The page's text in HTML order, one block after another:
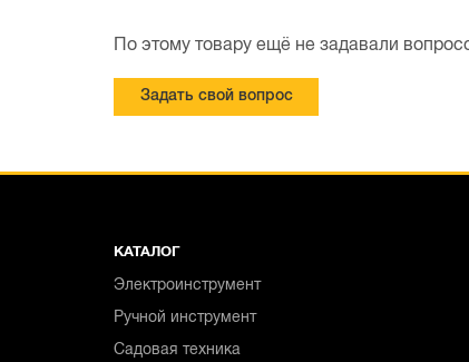
По этому товару ещё не задавали
Задать свой вопрос
КАТАЛОГ
Электроинструмент
Ручной инструмент
Садовая техника